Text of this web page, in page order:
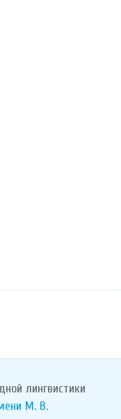
лингвистики
М. В.